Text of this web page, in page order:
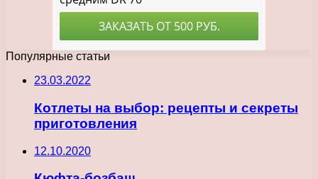
Популярные статьи
23.03.2022
Котлеты на выбор: рецепты и секреты
приготовления
12.10.2020